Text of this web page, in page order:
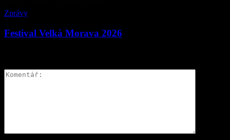
Zprávy
Festival Velká Morava 2026